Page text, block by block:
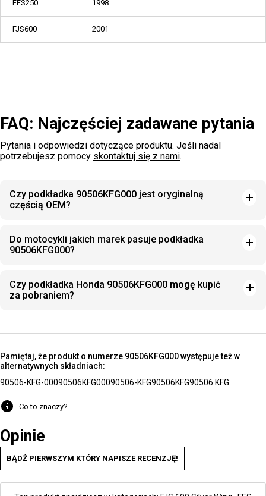
FES250 1998
FJS600 2001
FAQ: Najczęściej zadawane pytania
Pytania i odpowiedzi dotyczące produktu. Jeśli nadal
potrzebujesz pomocy skontaktuj się z nami.
Czy podkładka 90506KFG000 jest oryginalną
częścią OEM?
Do motocykli jakich marek pasuje podkładka
90506KFG000?
Czy podkładka Honda 90506KFG000 mogę kupić
za pobraniem?
Pamiętaj, że produkt o numerze 90506KFG000 występuje też w
alternatywnych składniach:
90506-KFG-00090506KFG00090506-KFG90506KFG90506 KFG
Co to znaczy?
Opinie
BĄDŹ PIERWSZYM KTÓRY NAPISZE RECENZJĘ!